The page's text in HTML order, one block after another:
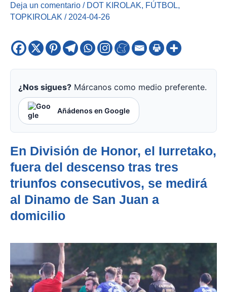
Deja un comentario / DOT KIROLAK, FÚTBOL,
TOPKIROLAK / 2024-04-26
¿Nos sigues? Márcanos como medio preferente.
Añádenos en Google
En División de Honor, el Iurretako,
fuera del descenso tras tres
triunfos consecutivos, se medirá
al Dinamo de San Juan a
domicilio